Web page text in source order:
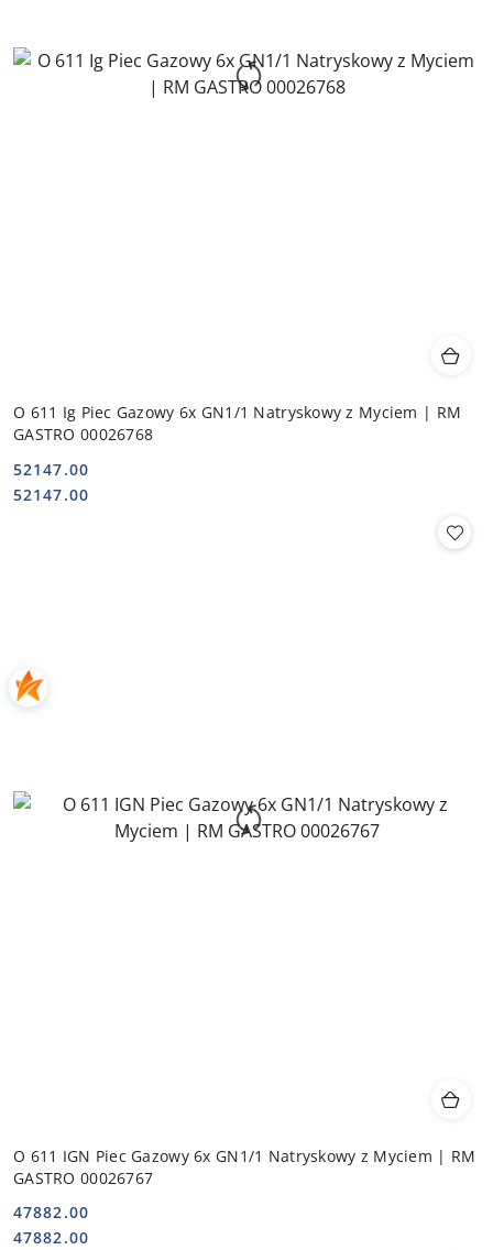
O 611 Ig Piec Gazowy 6x GN1/1 Natryskowy z Myciem | RM
GASTRO 00026768
Cena:
52147.00
Cena:
52147.00
O 611 IGN Piec Gazowy 6x GN1/1 Natryskowy z Myciem | RM
GASTRO 00026767
Cena:
47882.00
Cena:
47882.00